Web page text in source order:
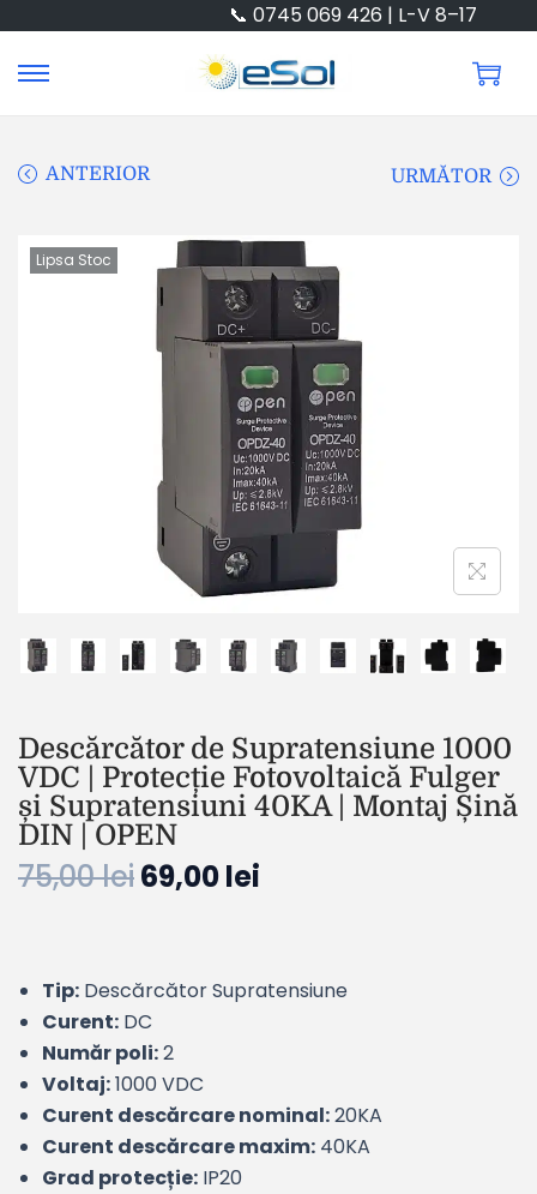
📞 0745 069 426 | L-V 8–17
ANTERIOR URMĂTOR
Lipsa Stoc
Descărcător de Supratensiune 1000
VDC | Protecție Fotovoltaică Fulger
și Supratensiuni 40KA | Montaj Șină
DIN | OPEN
75,00lei69,00lei
Tip: Descărcător Supratensiune
Curent: DC
Număr poli:2
Voltaj:1000 VDC
Curent descărcare nominal:20KA
Curent descărcare maxim: 40KA
Grad protecție: IP20